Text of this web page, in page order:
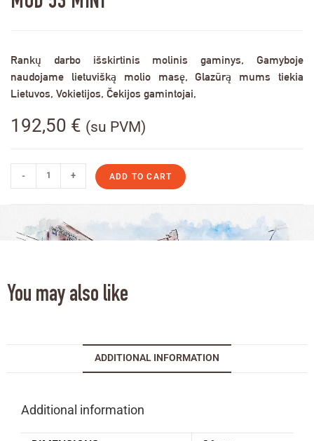
Rankų darbo išskirtinis molinis gaminys, Gamyboje
naudojame lietuvišką molio masę, Glazūrą mums tiekia
Lietuvos, Vokietijos, Čekijos gamintojai,
192,50 € (su PVM)
- + ADD TO CART
You may also like
ADDITIONAL INFORMATION
Additional information